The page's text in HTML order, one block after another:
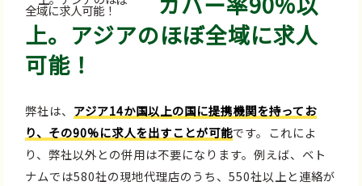
上。アジアのほぼ全域に求人
可能！
弊社は、 アジア14か国以上の国に提携機関を持ってお
り、その90%に求人を出すことが可能です。これによ
り、弊社以外との併用は不要になります。例えば、ベト
ナムでは580社の現地代理店のうち、550社以上と連絡が